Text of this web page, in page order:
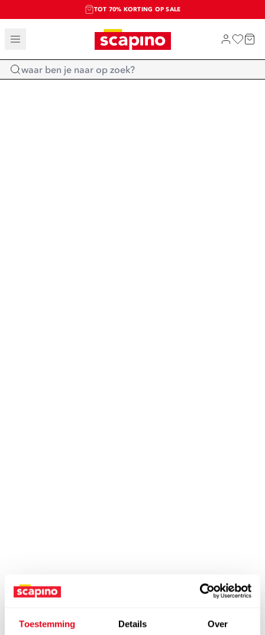
Toestemming Details Over
TOT 70% KORTING OP SALE
SALE: LAATSTE KANS!
SHOP NIEUW
Home